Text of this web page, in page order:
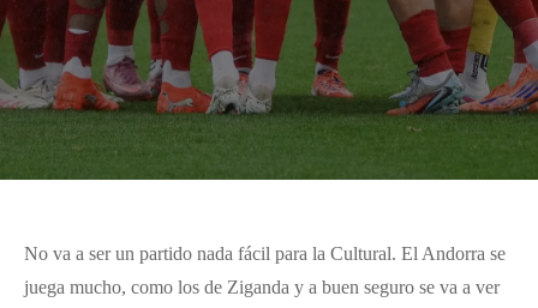
No va a ser un partido nada fácil para la Cultural. El Andorra se
juega mucho, como los de Ziganda y a buen seguro se va a ver